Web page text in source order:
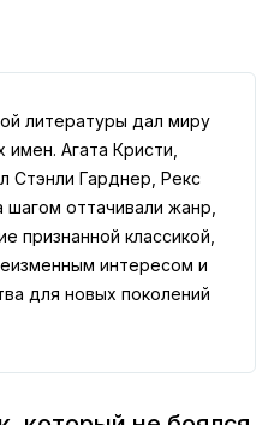
литературы дал миру
Агата Кристи,
Стэнли Гарднер, Рекс
оттачивали жанр,
признанной классикой,
интересом и
для новых поколений
особое место
тщательно